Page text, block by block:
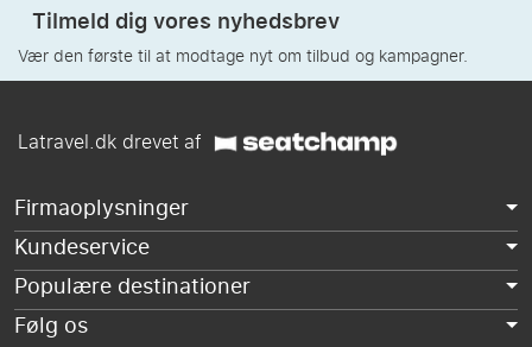
Tilmeld dig vores nyhedsbrev
Vær den første til at modtage nyt om tilbud og kampagner.
Latravel.dk drevet af
Firmaoplysninger
Kundeservice
Populære destinationer
Følg os